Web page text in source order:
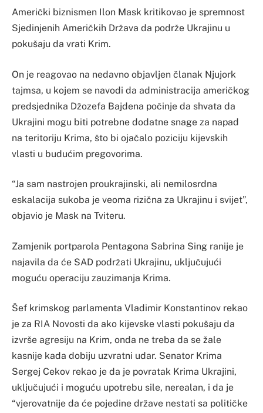
Američki biznismen Ilon Mask kritikovao je spremnost
Sjedinjenih Američkih Država da podrže Ukrajinu u
pokušaju da vrati Krim.
On je reagovao na nedavno objavljen članak Njujork
tajmsa, u kojem se navodi da administracija američkog
predsjednika Džozefa Bajdena počinje da shvata da
Ukrajini mogu biti potrebne dodatne snage za napad
na teritoriju Krima, što bi ojačalo poziciju kijevskih
vlasti u budućim pregovorima.
“Ja sam nastrojen proukrajinski, ali nemilosrdna
eskalacija sukoba je veoma rizična za Ukrajinu i svijet”,
objavio je Mask na Tviteru.
Zamjenik portparola Pentagona Sabrina Sing ranije je
najavila da će SAD podržati Ukrajinu, uključujući
moguću operaciju zauzimanja Krima.
Šef krimskog parlamenta Vladimir Konstantinov rekao
je za RIA Novosti da ako kijevske vlasti pokušaju da
izvrše agresiju na Krim, onda ne treba da se žale
kasnije kada dobiju uzvratni udar. Senator Krima
Sergej Cekov rekao je da je povratak Krima Ukrajini,
uključujući i moguću upotrebu sile, nerealan, i da je
“vjerovatnije da će pojedine države nestati sa političke